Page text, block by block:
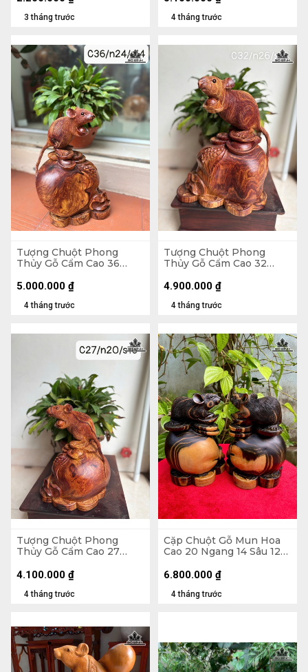
3 tháng trước 4 tháng trước
Tượng Chuột Phong
Thủy Gỗ Cẩm Cao 36
4 tháng trước
5.000.000 ₫
Tượng Chuột Phong
Thủy Gỗ Cẩm Cao 32
4 tháng trước
4.900.000 ₫
Tượng Chuột Phong
Thủy Gỗ Cẩm Cao 27
4 tháng trước
4.100.000 ₫
Cặp Chuột Gỗ Mun Hoa
Cao 20 Ngang 14 Sâu 12
4 tháng trước
6.800.000 ₫